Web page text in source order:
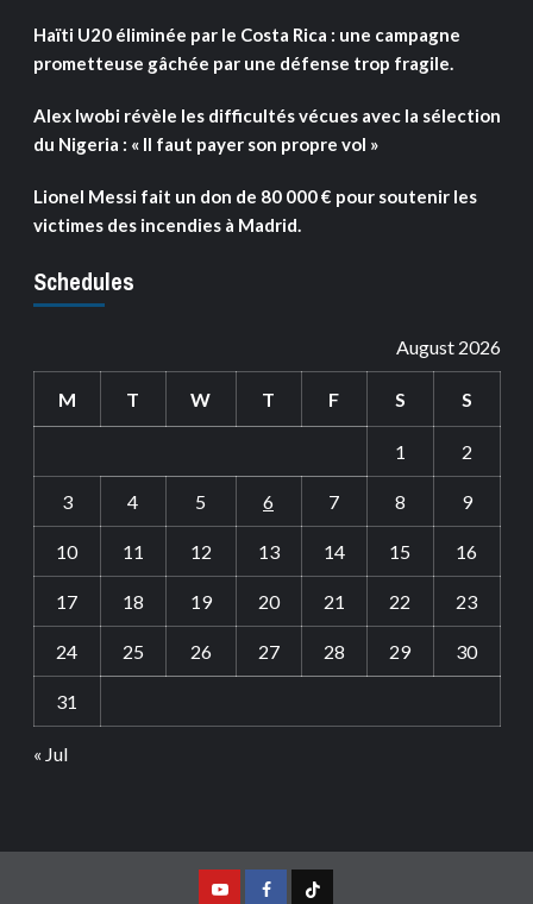
Haïti U20 éliminée par le Costa Rica : une campagne
prometteuse gâchée par une défense trop fragile.
Alex Iwobi révèle les difficultés vécues avec la sélection
du Nigeria : « Il faut payer son propre vol »
Lionel Messi fait un don de 80 000 € pour soutenir les
victimes des incendies à Madrid.
Schedules
August 2026
M T W T F S S
1 2
3 4 5 6 7 8 9
10 11 12 13 14 15 16
17 18 19 20 21 22 23
24 25 26 27 28 29 30
31
« Jul